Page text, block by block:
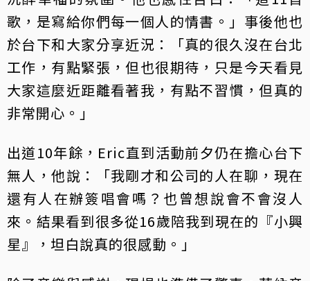
歌，是寫給你們每一個人的情書。」事後他也
於台下和大家分享近況：「真的很久沒在台北
工作，有點緊張，但也很期待，只是今天看見
大家這麼近距離看著我，有點不習慣，但真的
非常開心。」
出道10年餘，Eric直到活動前夕仍在擔心台下
無人，他說：「我剛才和公司的人在聊，現在
還有人在辦簽唱會嗎？也曾想說會不會沒人
來。結果看到很多從16歲陪我到現在的『小興
星』，坦白說真的很感動。」